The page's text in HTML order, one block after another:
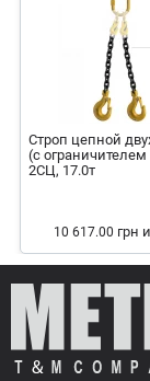
Строп цепной
(с ограничителем
2СЦ, 17.0т
10 617.00 грн